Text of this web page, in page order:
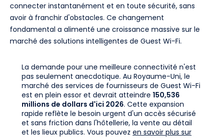
connecter instantanément et en toute sécurité, sans
avoir à franchir d'obstacles. Ce changement
fondamental a alimenté une croissance massive sur le
marché des solutions intelligentes de Guest Wi-Fi.
La demande pour une meilleure connectivité n'est
pas seulement anecdotique. Au Royaume-Uni, le
marché des services de fournisseurs de Guest Wi-Fi
est en plein essor et devrait atteindre 150,536
millions de dollars d'ici 2026. Cette expansion
rapide reflète le besoin urgent d'un accès sécurisé
et sans friction dans l'hôtellerie, la vente au détail
et les lieux publics. Vous pouvez en savoir plus sur